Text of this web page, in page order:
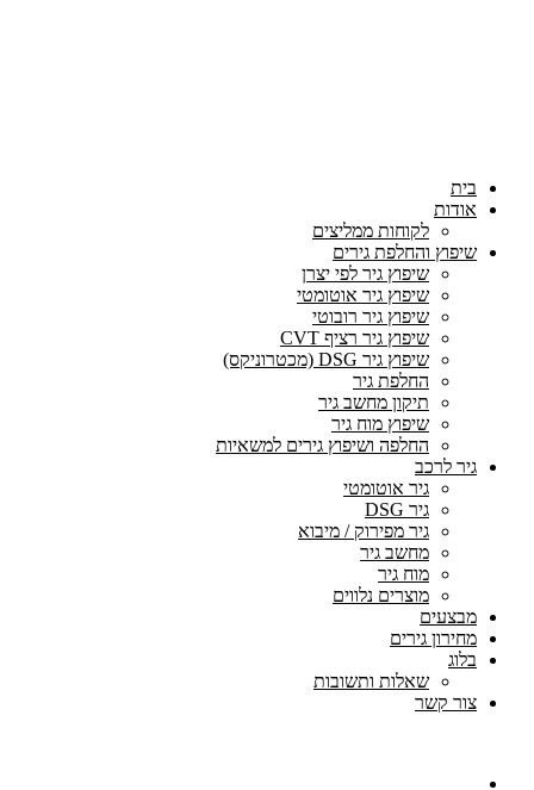
בית
אודות
לקוחות ממליצים
שיפוץ והחלפת גירים
שיפוץ גיר לפי יצרן
שיפוץ גיר אוטומטי
שיפוץ גיר רובוטי
שיפוץ גיר רציף CVT
שיפוץ גיר DSG (מכטרוניקס)
החלפת גיר
תיקון מחשב גיר
שיפוץ מוח גיר
החלפה ושיפוץ גירים למשאיות
גיר לרכב
גיר אוטומטי
גיר DSG
גיר מפירוק / מיבוא
מחשב גיר
מוח גיר
מוצרים נלווים
מבצעים
מחירון גירים
בלוג
שאלות ותשובות
צור קשר